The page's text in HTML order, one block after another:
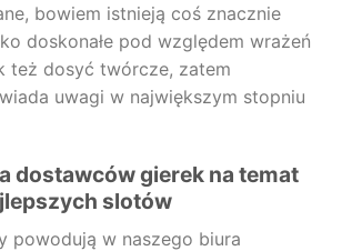
bowiem istnieją coś znacznie
doskonałe pod względem wrażeń
też dosyć twórcze, zatem
uwagi w największym stopniu
dostawców gierek na temat
slotów
powodują w naszego biura